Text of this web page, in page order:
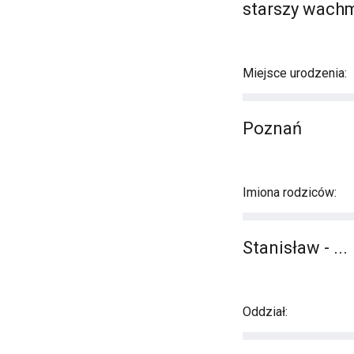
starszy
Miejsce urodzenia:
Poznań
Imiona rodziców:
Stanisław - ...
Oddział: